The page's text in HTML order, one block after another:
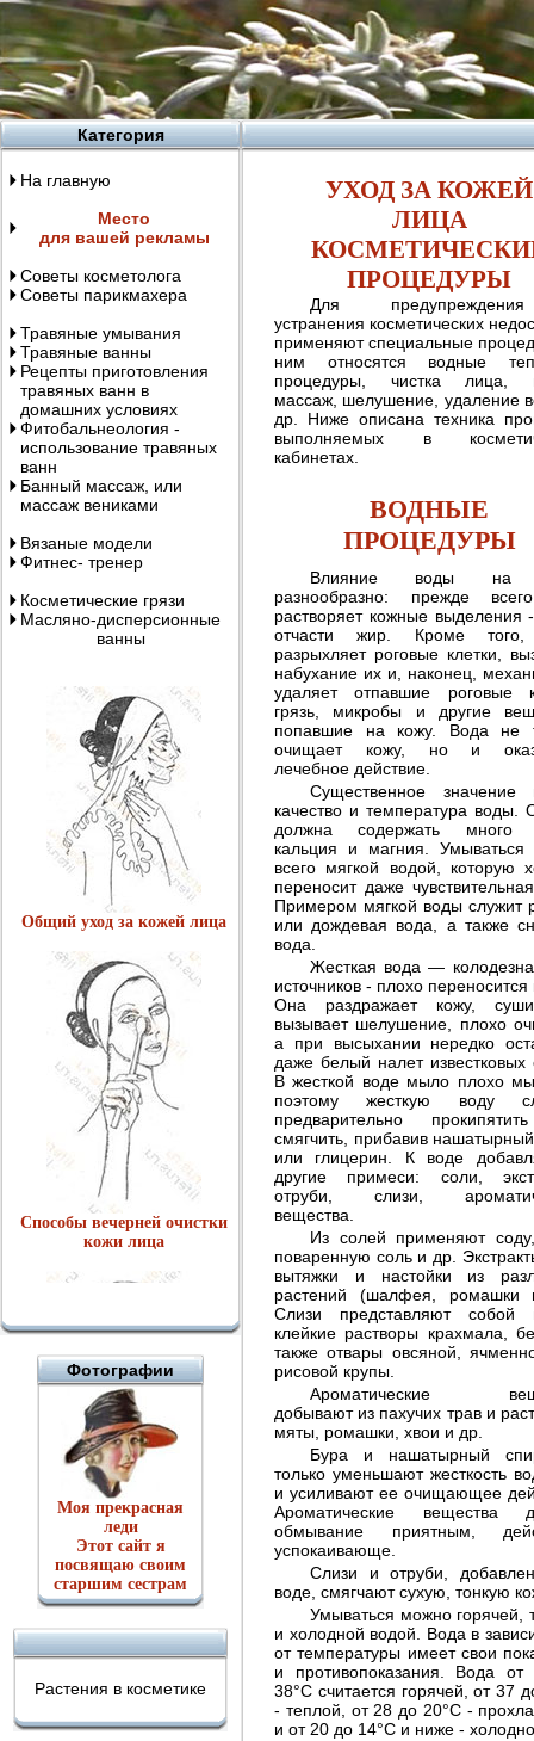
Категория
На главную
Место
для вашей рекламы
Советы косметолога
Советы парикмахера
Травяные умывания
Травяные ванны
Рецепты приготовления
травяных ванн в
домашних условиях
Фитобальнеология -
использование травяных
ванн
Банный массаж, или
массаж вениками
Вязаные модели
Фитнес- тренер
Косметические грязи
Масляно-дисперсионные
ванны
Общий уход за кожей лица
Способы вечерней очистки
кожи лица
Питание кожи лица
Фотографии
Моя прекрасная
леди
Этот сайт я
посвящаю своим
старшим сестрам
Растения в косметике
УХОД ЗА КОЖЕЙ
ЛИЦА
ПРОЦЕДУРЫ
Для
устранения косметических
применяют специальные
ним относятся водные
процедуры, чистка лица,
массаж, шелушение, удаление
др. Ниже описана техника
выполняемых в
кабинетах.
ВОДНЫЕ
ПРОЦЕДУРЫ
Влияние воды на
разнообразно: прежде
растворяет кожные выделения
отчасти жир. Кроме
разрыхляет роговые клетки,
набухание их и, наконец,
удаляет отпавшие роговые
грязь, микробы и другие
попавшие на кожу. Вода не
очищает кожу, но и
лечебное действие.
Существенное значение
качество и температура воды.
должна содержать много
кальция и магния. Умываться
всего мягкой водой, которую
переносит даже
Примером мягкой воды служит
или дождевая вода, а также
вода.
Жесткая вода —
источников - плохо переносится
Она раздражает кожу,
вызывает шелушение, плохо
а при высыхании нередко
даже белый налет известковых
В жесткой воде мыло плохо
поэтому жесткую воду
предварительно
смягчить, прибавив
или глицерин. К воде
другие примеси: соли,
отруби, слизи,
вещества.
Из солей применяют
поваренную соль и др.
вытяжки и настойки из
растений (шалфея, ромашки
Слизи представляют собой
клейкие растворы крахмала,
также отвары овсяной,
рисовой крупы.
Ароматические
добывают из пахучих трав и
мяты, ромашки, хвои и др.
Бура и нашатырный
только уменьшают жесткость
и усиливают ее очищающее
Ароматические вещества
обмывание приятным,
успокаивающе.
Слизи и отруби,
воде, смягчают сухую, тонкую
Умываться можно горячей,
и холодной водой. Вода в
от температуры имеет свои
и противопоказания. Вода
38°С считается горячей, от 37
- теплой, от 28 до 20°С -
и от 20 до 14°С и ниже -